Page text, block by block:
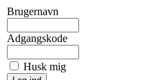
Brugernavn
Adgangskode
Husk mig